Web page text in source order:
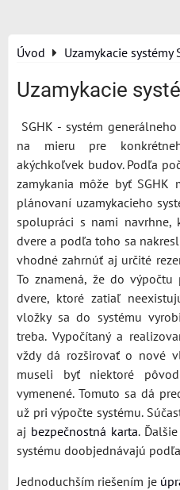
Úvod Uzamykacie systémy
Uzamykacie
SGHK - systém
na mieru pre
akýchkoľvek budov. Podľa
zamykania môže byť SGHK
plánovaní uzamykacieho
spolupráci s nami navrhne,
dvere a podľa toho sa
vhodné zahrnúť aj určité
To znamená, že do
dvere, ktoré zatiaľ
vložky sa do systému
treba. Vypočítaný a
vždy dá rozširovať o nové
museli byť niektoré
vymenené. Tomuto sa dá
už pri výpočte systému.
aj bezpečnostná karta.
systému doobjednávajú
Jednoduchším riešením je